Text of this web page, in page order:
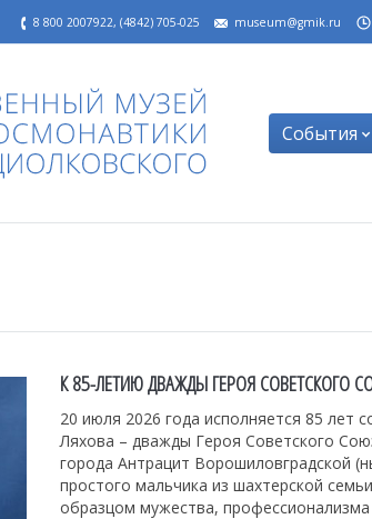
8 800 2007922, (4842) 705-025 museum@gmik.ru
События
К 85-ЛЕТИЮ ДВАЖДЫ ГЕРОЯ СОВЕТСКОГО
20 июля 2026 года исполняется 85 лет
Ляхова – дважды Героя Советского
города Антрацит Ворошиловградской
простого мальчика из шахтерской
образцом мужества, профессионализма